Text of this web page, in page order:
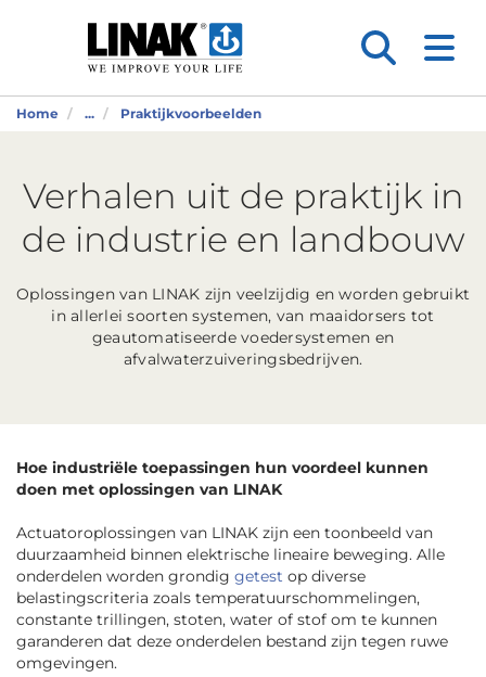
Home ... Praktijkvoorbeelden
Verhalen uit de praktijk in
de industrie en landbouw
Oplossingen van LINAK zijn veelzijdig en worden gebruikt
in allerlei soorten systemen, van maaidorsers tot
geautomatiseerde voedersystemen en
afvalwaterzuiveringsbedrijven.
Hoe industriële toepassingen hun voordeel kunnen
doen met oplossingen van LINAK
Actuatoroplossingen van LINAK zijn een toonbeeld van
duurzaamheid binnen elektrische lineaire beweging. Alle
onderdelen worden grondig getest op diverse
belastingscriteria zoals temperatuurschommelingen,
constante trillingen, stoten, water of stof om te kunnen
garanderen dat deze onderdelen bestand zijn tegen ruwe
omgevingen.